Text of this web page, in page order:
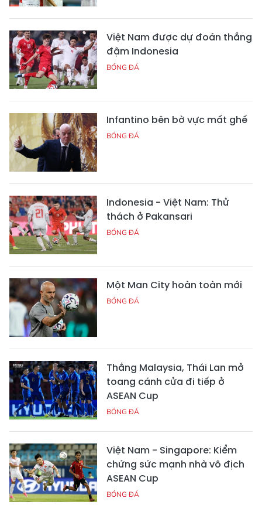
Việt Nam được dự đoán thắng
đậm Indonesia
BÓNG ĐÁ
Infantino bên bờ vực mất ghế
BÓNG ĐÁ
Indonesia - Việt Nam: Thử
thách ở Pakansari
BÓNG ĐÁ
Một Man City hoàn toàn mới
BÓNG ĐÁ
Thắng Malaysia, Thái Lan mở
toang cánh cửa đi tiếp ở
ASEAN Cup
BÓNG ĐÁ
Việt Nam - Singapore: Kiểm
chứng sức mạnh nhà vô địch
ASEAN Cup
BÓNG ĐÁ